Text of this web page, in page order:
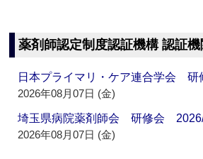
薬剤師認定制度認証機構 認証
日本プライマリ・ケア連合学会
2026年08月07日 (金)
埼玉県病院薬剤師会 研修会
2026年08月07日 (金)